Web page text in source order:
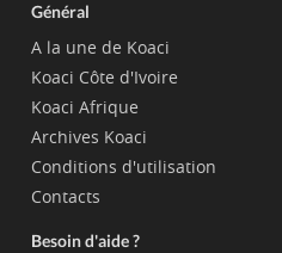
Général
A la une de Koaci
Koaci Côte d'Ivoire
Koaci Afrique
Archives Koaci
Conditions d'utilisation
Contacts
Besoin d'aide ?